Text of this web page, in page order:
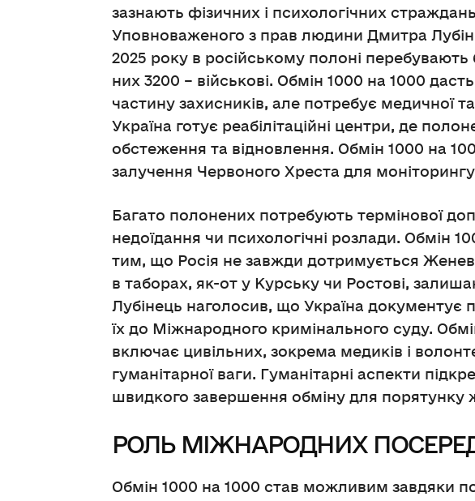
зазнають фізичних і психологічних
Уповноваженого з прав людини Дмитра
2025 року в російському полоні перебувають
них 3200 – військові. Обмін 1000 на 1000
частину захисників, але потребує медичної
Україна готує реабілітаційні центри, де
обстеження та відновлення. Обмін 1000 на
залучення Червоного Хреста для
Багато полонених потребують термінової
недоїдання чи психологічні розлади. Обмін
тим, що Росія не завжди дотримується
в таборах, як-от у Курську чи Ростові,
Лубінець наголосив, що Україна
їх до Міжнародного кримінального суду.
включає цивільних, зокрема медиків і
гуманітарної ваги. Гуманітарні аспекти
швидкого завершення обміну для порятунку
РОЛЬ МІЖНАРОДНИХ
Обмін 1000 на 1000 став можливим завдяки